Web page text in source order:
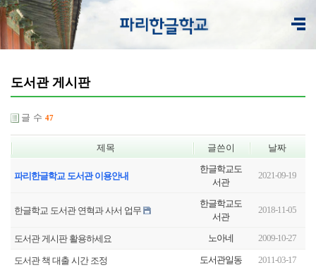
도서관 게시판
글 수 47
제목 글쓴이 날짜
파리한글학교 도서관 이용안내
한글학교도
서관
2021-09-19
한글학교 도서관 연혁과 사서 업무
한글학교도
서관
2018-11-05
도서관 게시판 활용하세요 노아네 2009-10-27
도서관 책 대출 시간 조정 도서관일동 2011-03-17